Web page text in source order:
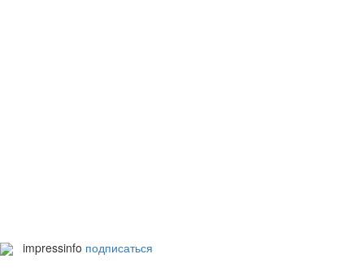
impressinfo подписаться